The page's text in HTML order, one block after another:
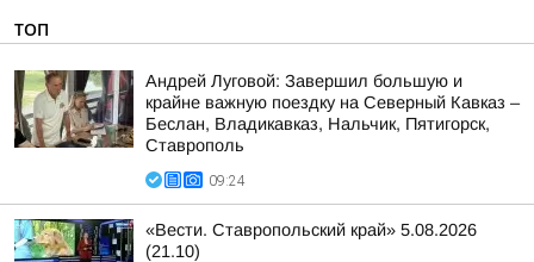
ТОП
Андрей Луговой: Завершил большую и
крайне важную поездку на Северный Кавказ –
Беслан, Владикавказ, Нальчик, Пятигорск,
Ставрополь
09:24
«Вести. Ставропольский край» 5.08.2026
(21.10)